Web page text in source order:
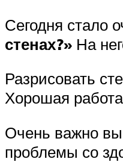
Сегодня стало
стенах?» На
Разрисовать
Хорошая
Очень важно
проблемы со